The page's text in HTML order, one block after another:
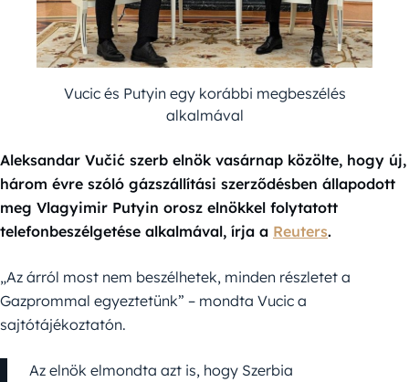
Vucic és Putyin egy korábbi megbeszélés
alkalmával
Aleksandar Vučić szerb elnök vasárnap közölte, hogy új,
három évre szóló gázszállítási szerződésben állapodott
meg Vlagyimir Putyin orosz elnökkel folytatott
telefonbeszélgetése alkalmával, írja a Reuters.
„Az árról most nem beszélhetek, minden részletet a
Gazprommal egyeztetünk” – mondta Vucic a
sajtótájékoztatón.
Az elnök elmondta azt is, hogy Szerbia